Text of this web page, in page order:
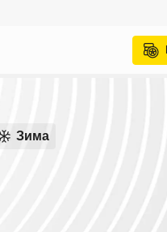
Зима